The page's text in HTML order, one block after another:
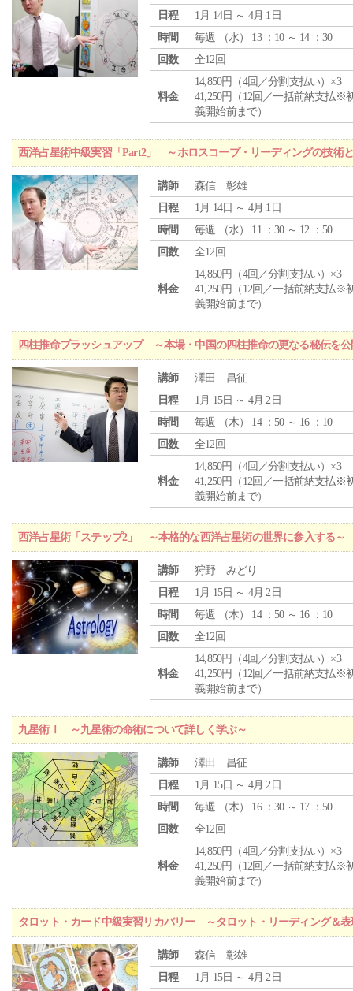
日程
1月 14日 ～ 4月 1日
時間
毎週 （水） 13 ：10 ～ 14 ：30
回数
全12回
料金
14,850円（4回／分割支払い）×3
41,250円（12回／一括前納支払※
義開始前まで）
西洋占星術中級実習「Part2」 ～ホロスコープ・リーディングの技術
講師
森信 彰雄
日程
1月 14日 ～ 4月 1日
時間
毎週 （水） 11 ：30 ～ 12 ：50
回数
全12回
料金
14,850円（4回／分割支払い）×3
41,250円（12回／一括前納支払※
義開始前まで）
四柱推命ブラッシュアップ ～本場・中国の四柱推命の更なる秘伝を
講師
澤田 昌征
日程
1月 15日 ～ 4月 2日
時間
毎週 （木） 14 ：50 ～ 16 ：10
回数
全12回
料金
14,850円（4回／分割支払い）×3
41,250円（12回／一括前納支払※
義開始前まで）
西洋占星術「ステップ2」 ～本格的な西洋占星術の世界に参入する～
講師
狩野 みどり
日程
1月 15日 ～ 4月 2日
時間
毎週 （木） 14 ：50 ～ 16 ：10
回数
全12回
料金
14,850円（4回／分割支払い）×3
41,250円（12回／一括前納支払※
義開始前まで）
九星術Ⅰ ～九星術の命術について詳しく学ぶ～
講師
澤田 昌征
日程
1月 15日 ～ 4月 2日
時間
毎週 （木） 16 ：30 ～ 17 ：50
回数
全12回
料金
14,850円（4回／分割支払い）×3
41,250円（12回／一括前納支払※
義開始前まで）
タロット・カード中級実習リカバリー ～タロット・リーディング＆
講師
森信 彰雄
日程
1月 15日 ～ 4月 2日